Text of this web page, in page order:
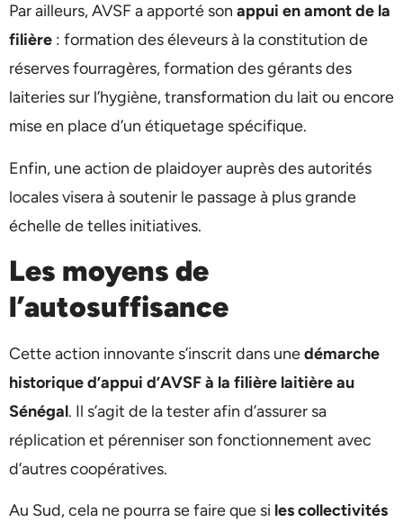
Par ailleurs, AVSF a apporté son appui en amont de la
filière : formation des éleveurs à la constitution de
réserves fourragères, formation des gérants des
laiteries sur l’hygiène, transformation du lait ou encore
mise en place d’un étiquetage spécifique.
Enfin, une action de plaidoyer auprès des autorités
locales visera à soutenir le passage à plus grande
échelle de telles initiatives.
Les moyens de
l’autosuffisance
Cette action innovante s’inscrit dans unedémarche
historique d’appui d’AVSF à la filière laitière au
Sénégal. Il s’agit de la tester afin d’assurer sa
réplication et pérenniser son fonctionnement avec
d’autres coopératives.
Au Sud, cela ne pourra se faire que si les collectivités